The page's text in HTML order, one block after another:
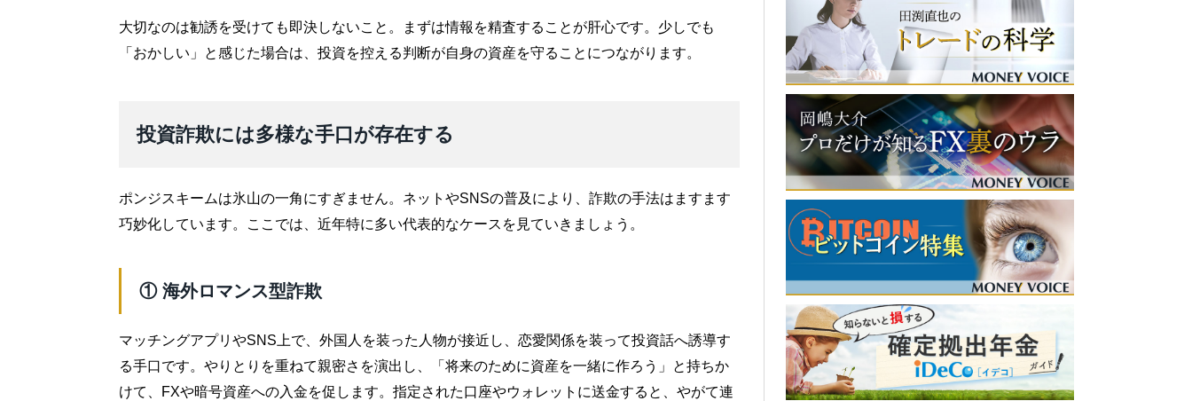
大切なのは勧誘を受けても即決しないこと。まずは情報を精査することが肝心です。少しでも
「おかしい」と感じた場合は、投資を控える判断が自身の資産を守ることにつながります。
投資詐欺には多様な手口が存在する
ポンジスキームは氷山の一角にすぎません。ネットやSNSの普及により、詐欺の手法はますます
巧妙化しています。ここでは、近年特に多い代表的なケースを見ていきましょう。
① 海外ロマンス型詐欺
マッチングアプリやSNS上で、外国人を装った人物が接近し、恋愛関係を装って投資話へ誘導す
る手口です。やりとりを重ねて親密さを演出し、「将来のために資産を一緒に作ろう」と持ちか
けて、FXや暗号資産への入金を促します。指定された口座やウォレットに送金すると、やがて連